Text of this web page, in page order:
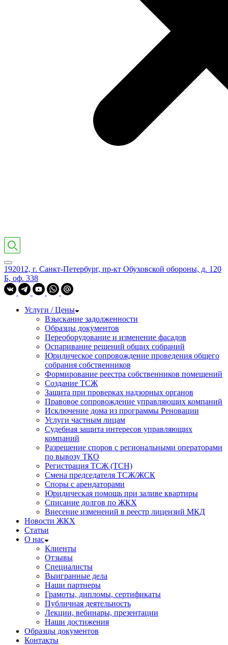
192012, г. Санкт-Петербург, пр-кт Обуховской обороны, д. 120
Б, оф. 338
Услуги / Цены
Взыскание задолженности
Образцы документов
Переоборудование и изменение фасадов
Оспаривание решений общих собраний
Юридическое сопровождение проведения общего
собрания собственников
Формирование реестра собственников помещений
Создание ТСЖ
Защита при проверках надзорных органов
Правовое сопровождение управляющих компаний
Исключение дома из программы Реновации
Услуги частным лицам
Судебная защита интересов управляющих
компаний
Разрешение споров с региональными операторами
по вывозу ТКО
Регистрация ТСЖ (ТСН)
Смена председателя ТСЖ/ЖСК
Споры с арендаторами
Юридическая помощь при заливе квартиры
Списание долгов по ЖКХ
Внесение изменений в реестр лицензий МКД
Новости ЖКХ
Статьи
О нас
Клиенты
Отзывы
Специалисты
Выигранные дела
Наши партнеры
Грамоты, дипломы, сертификаты
Публичная деятельность
Лекции, вебинары, презентации
Наши достижения
Образцы документов
Контакты